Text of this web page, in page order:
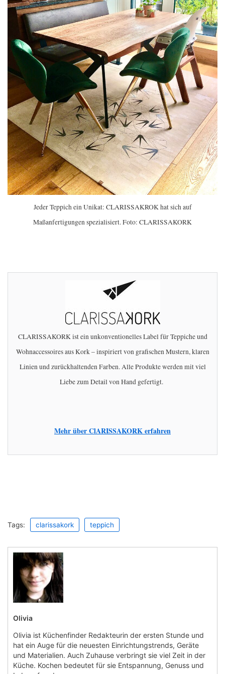
Jeder Teppich ein Unikat: CLARISSAKROK hat sich auf
Maßanfertigungen spezialisiert. Foto: CLARISSAKORK
CLARISSAKORK ist ein unkonventionelles Label für Teppiche und
Wohnaccessoires aus Kork – inspiriert von grafischen Mustern, klaren
Linien und zurückhaltenden Farben. Alle Produkte werden mit viel
Liebe zum Detail von Hand gefertigt.
Mehr über ClARISSAKORK erfahren
Tags: clarissakork teppich
Olivia
Olivia ist Küchenfinder Redakteurin der ersten Stunde und
hat ein Auge für die neuesten Einrichtungstrends, Geräte
und Materialien. Auch Zuhause verbringt sie viel Zeit in der
Küche. Kochen bedeutet für sie Entspannung, Genuss und